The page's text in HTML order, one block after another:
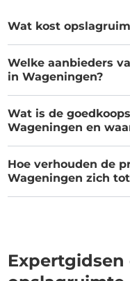
Wat kost
Welke aanbieders
in Wageningen?
Wat is de
Wageningen en
Hoe verhouden de
Wageningen zich